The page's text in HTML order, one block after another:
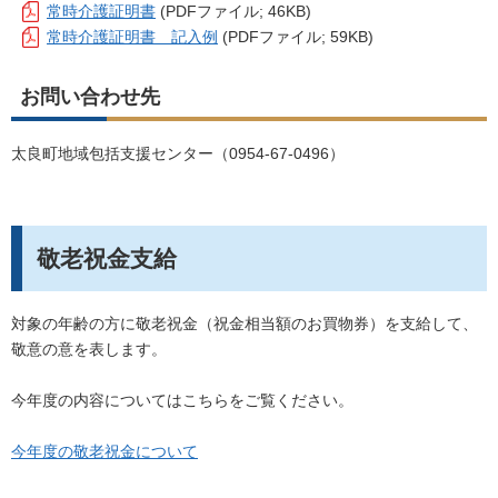
常時介護証明書 (PDFファイル; 46KB)
常時介護証明書 記入例 (PDFファイル; 59KB)
お問い合わせ先
太良町地域包括支援センター（0954-67-0496）
敬老祝金支給
対象の年齢の方に敬老祝金（祝金相当額のお買物券）を支給して、
敬意の意を表します。
今年度の内容についてはこちらをご覧ください。
今年度の敬老祝金について